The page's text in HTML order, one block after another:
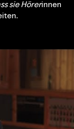
sie Hörerinnen